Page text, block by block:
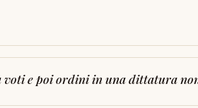
e poi ordini in una dittatura